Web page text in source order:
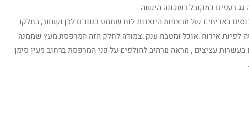
רעפים כמקובל בשכונה הישנה .
באריחים של מרצפות היוצרות לוח שחמט בגוונים לבן ושחור, בחלקו
לפינת אירוח ,אוכל ומטבח ענק ,צמודה לחלק הזה המרפסת מעץ שממנה
עציצים , מראה מרהיב לחולפים על פני המרפסת ברחוב מעין סימן